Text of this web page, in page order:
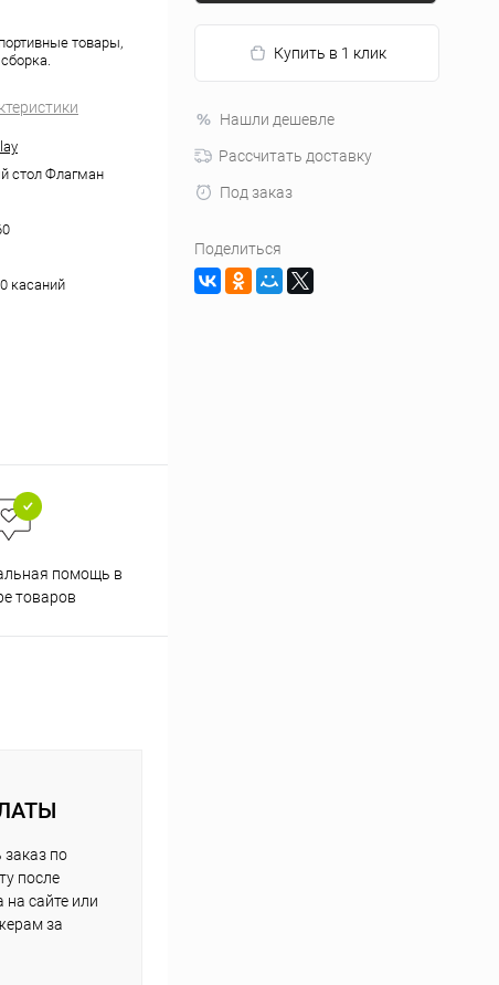
товары,
стол Флагман
касаний
помощь в
товаров
по
после
сайте или
за
Купить в 1 клик
Нашли дешевле
Рассчитать доставку
Под заказ
Поделиться